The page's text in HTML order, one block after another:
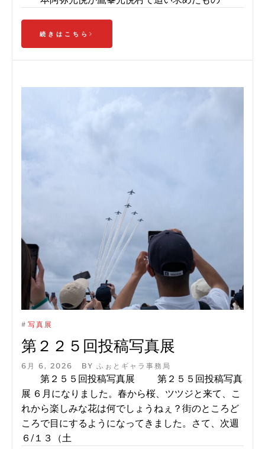
続きはこちら
# 写真展
第２２５回投稿写真展
6月 6, 2026 BY ふぉとギャラ事務局
第２５５回投稿写真展 第２５５回投稿写真
展 ６月になりました。春から桜、ツツジと来て、こ
れから楽しみな花は何でしょうねぇ？街のところど
ころで目にするようになってきました。さて、次週
６/１３（土